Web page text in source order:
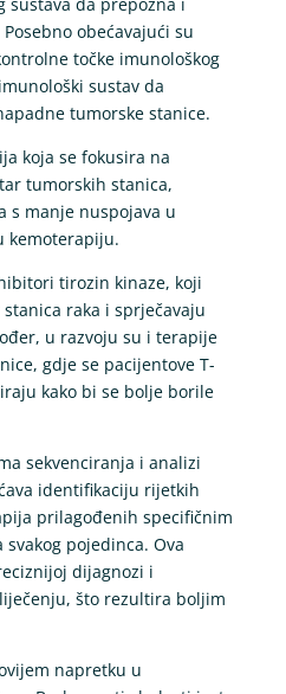
obećavajući su
točke imunološkog
sustav da
tumorske stanice.
koja se fokusira na
tumorskih stanica,
s manje nuspojava u
kemoterapiju.
tirozin kinaze, koji
raka i sprječavaju
u razvoju su i terapije
gdje se pacijentove T-
kako bi se bolje borile
sekvenciranja i analizi
identifikaciju rijetkih
prilagođenih specifičnim
pojedinca. Ova
dijagnozi i
što rezultira boljim
napretku u